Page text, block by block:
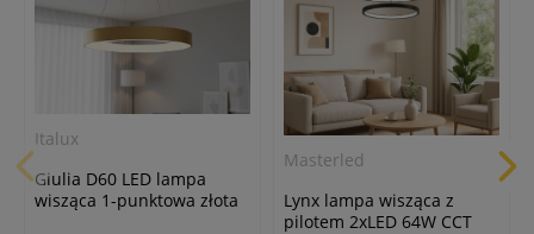
Italux
Giulia D60 LED lampa
wisząca 1-punktowa złota
Masterled
Lynx lampa wisząca z
pilotem 2xLED 64W CCT